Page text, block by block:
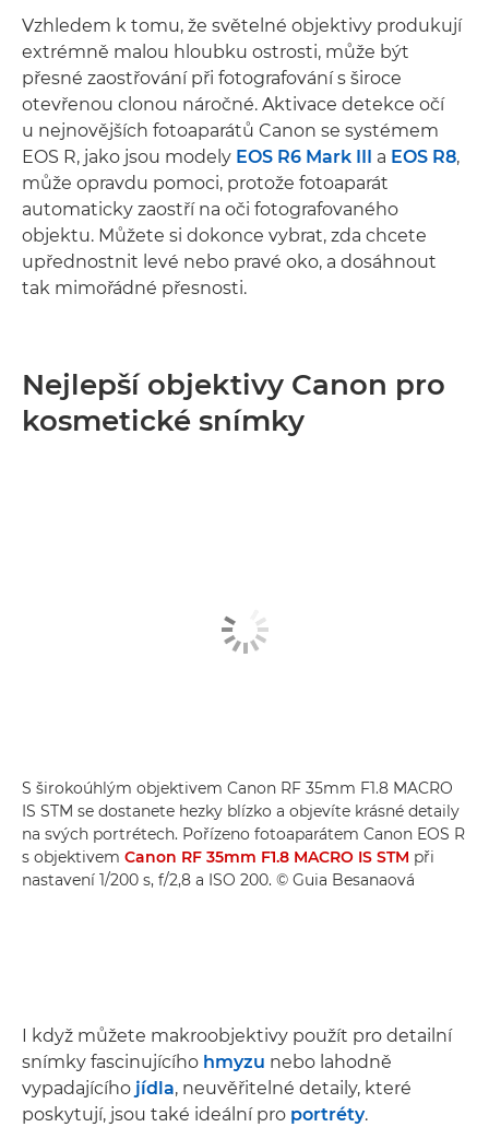
Vzhledem k tomu, že světelné objektivy produkují
extrémně malou hloubku ostrosti, může být
přesné zaostřování při fotografování s široce
otevřenou clonou náročné. Aktivace detekce očí
u nejnovějších fotoaparátů Canon se systémem
EOS R, jako jsou modely EOS R6 Mark III a EOS R8,
může opravdu pomoci, protože fotoaparát
automaticky zaostří na oči fotografovaného
objektu. Můžete si dokonce vybrat, zda chcete
upřednostnit levé nebo pravé oko, a dosáhnout
tak mimořádné přesnosti.
Nejlepší objektivy Canon pro
kosmetické snímky
S širokoúhlým objektivem Canon RF 35mm F1.8 MACRO
IS STM se dostanete hezky blízko a objevíte krásné detaily
na svých portrétech. Pořízeno fotoaparátem Canon EOS R
s objektivem Canon RF 35mm F1.8 MACRO IS STM při
nastavení 1/200 s, f/2,8 a ISO 200. © Guia Besanaová
I když můžete makroobjektivy použít pro detailní
snímky fascinujícího hmyzu nebo lahodně
vypadajícího jídla, neuvěřitelné detaily, které
poskytují, jsou také ideální pro portréty.